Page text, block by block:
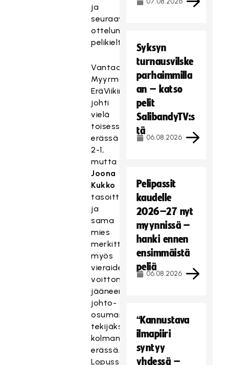
ja
seuraavan
ottelun
pelikieltoa.
Vantaan
Myyrmäessä
EräViikingit
johti
vielä
toisessa
erässä
2-1,
mutta
Joona
Kukko
tasoitti,
ja
sama
mies
merkittiin
myös
vieraiden
voittomaaliksi
jääneen
johto-
osuman
tekijäksi
kolmannessa
erässä.
Lopussa
Syksyn
turnausvilske
parhaimmilla
an – katso
pelit
SalibandyTV:s
tä
06.08.2026
Pelipassit
kaudelle
2026–27 nyt
myynnissä –
hanki ennen
ensimmäistä
peliä
06.08.2026
“Kannustava
ilmapiiri
syntyy
yhdessä –